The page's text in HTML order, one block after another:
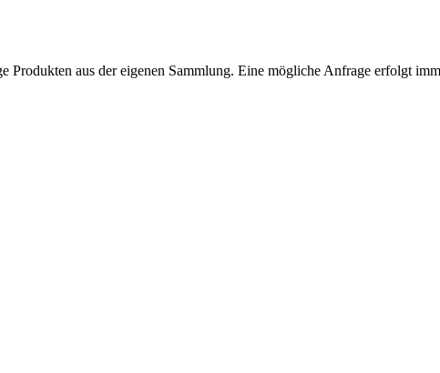
aus der eigenen Sammlung. Eine mögliche Anfrage erfolgt